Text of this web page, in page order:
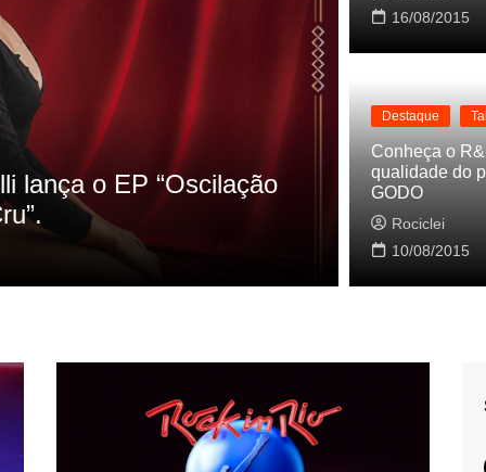
referencias do clipe de
Destaque
Cynthia
Baleiro
Rociclei
16/08/2015
Destaque
Conheça o
qualidade do
GODO
Rociclei
10/08/2015